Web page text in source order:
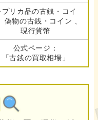
プリカ品の古銭・コイ
偽物の古銭・コイン 、
現行貨幣
公式ページ：
「古銭の買取相場」